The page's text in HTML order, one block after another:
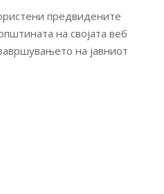
предвидените
на својата веб
на јавниот